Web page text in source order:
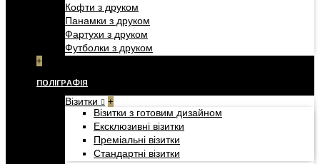
Кофти з друком
Панамки з друком
Фартухи з друком
Футболки з друком
+
ПОЛІГРАФІЯ
Візитки +
Візитки з готовим дизайном
Ексклюзивні візитки
Преміальні візитки
Стандартні візитки